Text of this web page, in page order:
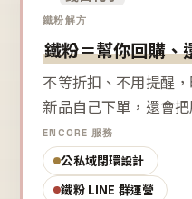
鐵粉解方
鐵粉＝幫你回購、
不等折扣、不用提醒
新品自己下單，還會
ENCORE 服務
公私域閉環設計
鐵粉 LINE 群運營